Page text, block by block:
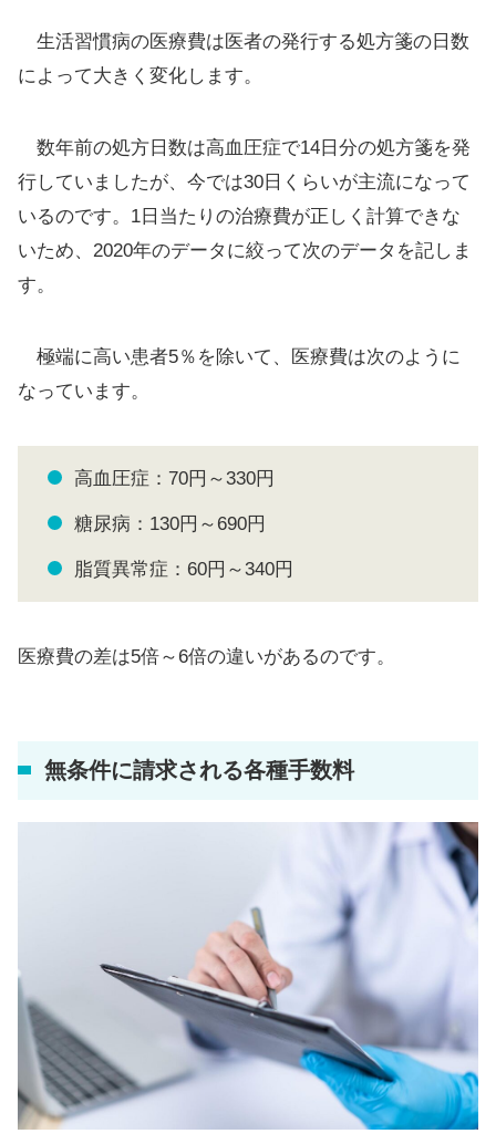
生活習慣病の医療費は医者の発行する処方箋の日数
によって大きく変化します。
数年前の処方日数は高血圧症で14日分の処方箋を発
行していましたが、今では30日くらいが主流になって
いるのです。1日当たりの治療費が正しく計算できな
いため、2020年のデータに絞って次のデータを記しま
す。
極端に高い患者5％を除いて、医療費は次のように
なっています。
高血圧症：70円～330円
糖尿病：130円～690円
脂質異常症：60円～340円
医療費の差は5倍～6倍の違いがあるのです。
無条件に請求される各種手数料